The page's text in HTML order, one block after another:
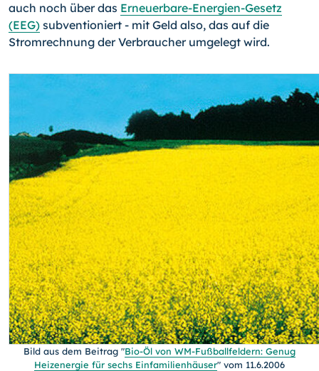
auch noch über das Erneuerbare-Energien-Gesetz
(EEG) subventioniert - mit Geld also, das auf die
Stromrechnung der Verbraucher umgelegt wird.
Bild aus dem Beitrag "Bio-Öl von WM-Fußballfeldern: Genug
Heizenergie für sechs Einfamilienhäuser" vom 11.6.2006